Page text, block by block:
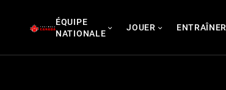
ÉQUIPE
NATIONALE
JOUER ENTRAÎNER